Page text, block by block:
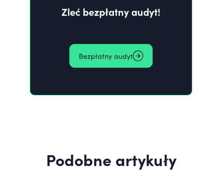
Zleć bezpłatny audyt!
Bezpłatny audyt
Podobne artykuły